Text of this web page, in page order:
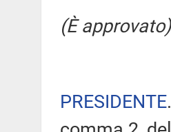
(È approvato)
PRESIDENTE